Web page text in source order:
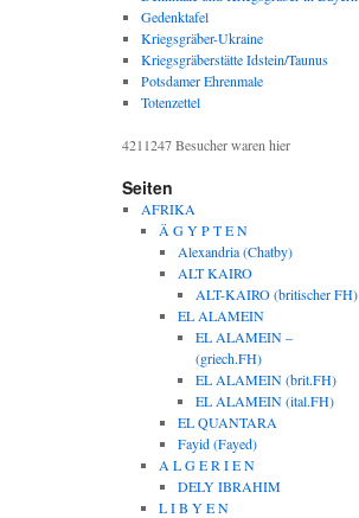
Gedenktafel
Kriegsgräber-Ukraine
Kriegsgräberstätte Idstein/Taunus
Potsdamer Ehrenmale
Totenzettel
4211247Besucher waren hier
Seiten
AFRIKA
Ä G Y P T E N
Alexandria (Chatby)
ALT KAIRO
ALT-KAIRO (britischer FH)
EL ALAMEIN
EL ALAMEIN –
(griech.FH)
EL ALAMEIN (brit.FH)
EL ALAMEIN (ital.FH)
EL QUANTARA
Fayid (Fayed)
A L G E R I E N
DELY IBRAHIM
L I B Y E N